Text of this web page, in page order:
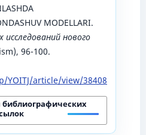
MОDELLАRI.
исследований нового
96-100.
YOITJ/article/view/38408